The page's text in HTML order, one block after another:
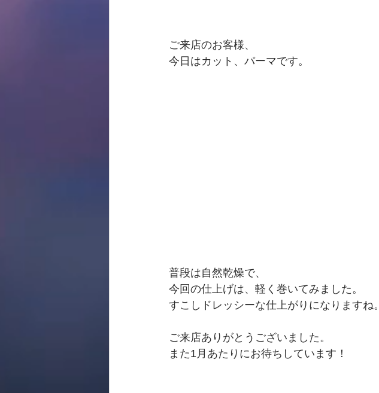
ご来店のお客様、
今日はカット、パーマです。
普段は自然乾燥で、
今回の仕上げは、軽く巻いてみました。
すこしドレッシーな仕上がりになりますね。
ご来店ありがとうございました。
また1月あたりにお待ちしています！